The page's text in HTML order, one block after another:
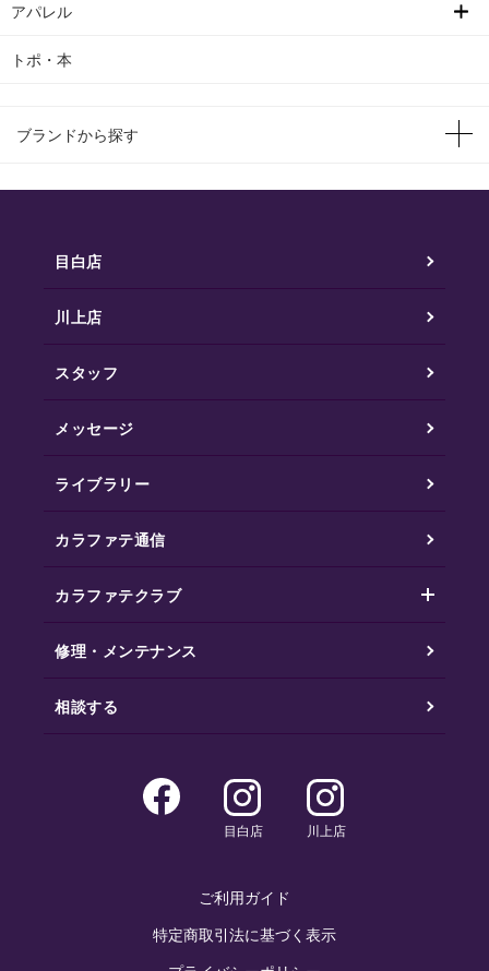
アパレル
トポ・本
ブランドから探す
目白店
川上店
スタッフ
メッセージ
ライブラリー
カラファテ通信
カラファテクラブ
修理・メンテナンス
相談する
目白店 川上店
ご利用ガイド
特定商取引法に基づく表示